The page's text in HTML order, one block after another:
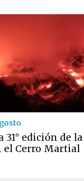
31° edición de
el Cerro Martial